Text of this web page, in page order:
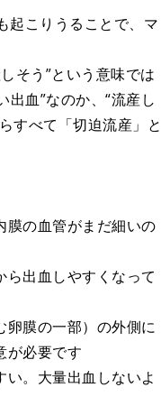
起こりうることで、マ
そう”という意味では
出血”なのか、“流産し
すべて「切迫流産」と
膜の血管がまだ細いの
ら出血しやすくなって
卵膜の一部）の外側に
が必要です
い。大量出血しないよ